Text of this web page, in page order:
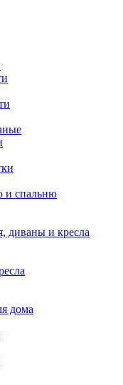
и спальню
диваны и кресла
дома